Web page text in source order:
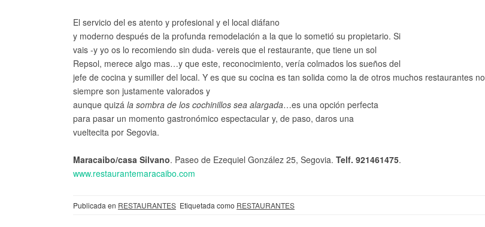
El servicio del es atento y profesional y el local diáfano
y moderno después de la profunda remodelación a la que lo sometió su propietario. Si
vais -y yo os lo recomiendo sin duda- vereis que el restaurante, que tiene un sol
Repsol, merece algo mas…y que este, reconocimiento, vería colmados los sueños del
jefe de cocina y sumiller del local. Y es que su cocina es tan solida como la de otros muchos restaurantes no
siempre son justamente valorados y
aunque quizá la sombra de los cochinillos sea alargada…es una opción perfecta
para pasar un momento gastronómico espectacular y, de paso, daros una
vueltecita por Segovia.
Maracaibo/casa Silvano. Paseo de Ezequiel González 25, Segovia. Telf. 921461475.
www.restaurantemaracaibo.com
Publicada en RESTAURANTES Etiquetada como RESTAURANTES